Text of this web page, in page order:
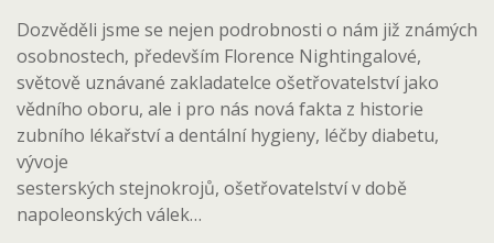
Dozvěděli jsme se nejen podrobnosti o nám již známých
osobnostech, především Florence Nightingalové,
světově uznávané zakladatelce ošetřovatelství jako
vědního oboru, ale i pro nás nová fakta z historie
zubního lékařství a dentální hygieny, léčby diabetu,
vývoje
sesterských stejnokrojů, ošetřovatelství v době
napoleonských válek…